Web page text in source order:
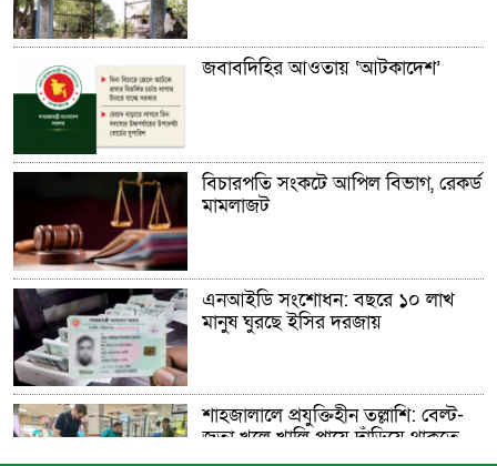
জবাবদিহির আওতায় ‘আটকাদেশ’
বিচারপতি সংকটে আপিল বিভাগ, রেকর্ড
মামলাজট
এনআইডি সংশোধন: বছরে ১০ লাখ
মানুষ ঘুরছে ইসির দরজায়
শাহজালালে প্রযুক্তিহীন তল্লাশি: বেল্ট-
জুতা খুলে খালি পায়ে দাঁড়িয়ে থাকতে
হয় যাত্রীদের